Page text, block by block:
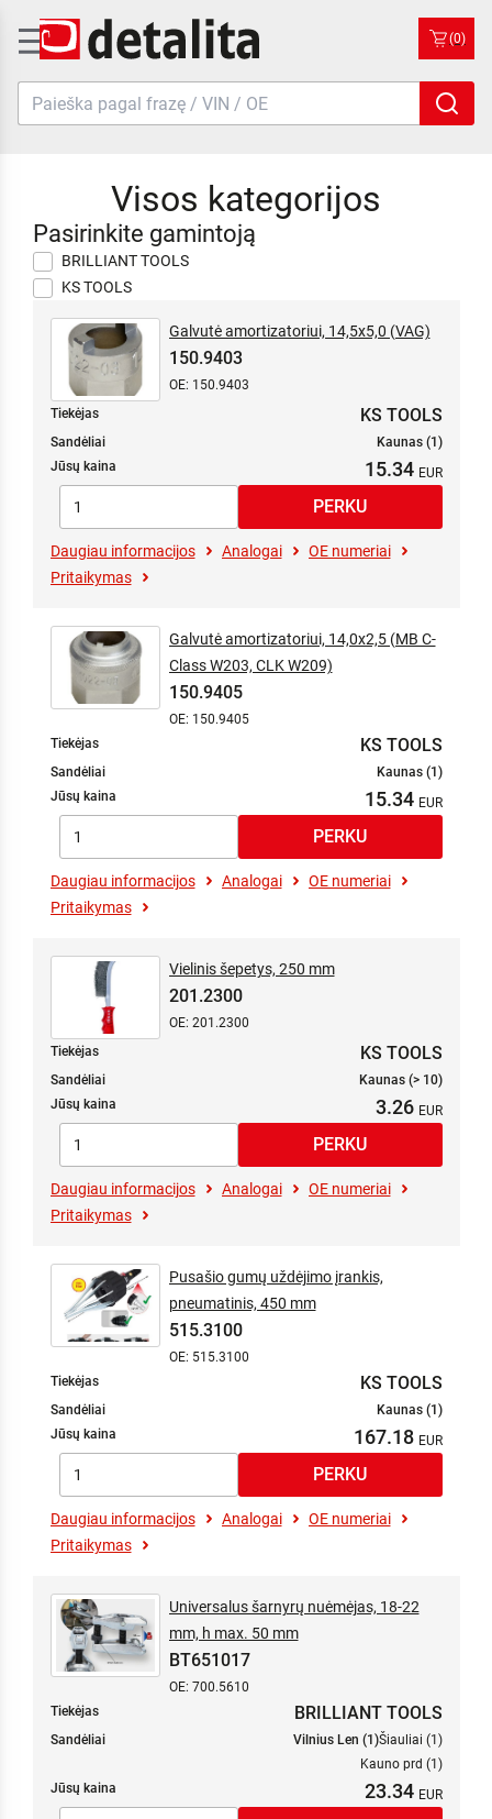
(0)
Visos kategorijos
Pasirinkite gamintoją
BRILLIANT TOOLS
KS TOOLS
Galvutė amortizatoriui, 14,5x5,0 (VAG)
150.9403
OE: 150.9403
Tiekėjas
KS TOOLS
Sandėliai
Kaunas (1)
Jūsų kaina
15.34
Daugiau informacijos Analogai
OE numeriai
Pritaikymas
Galvutė amortizatoriui, 14,0x2,5 (MB C-
Class W203, CLK W209)
150.9405
OE: 150.9405
Tiekėjas
KS TOOLS
Sandėliai
Kaunas (1)
Jūsų kaina
15.34
Daugiau informacijos Analogai
OE numeriai
Pritaikymas
Vielinis šepetys, 250 mm
201.2300
OE: 201.2300
Tiekėjas
KS TOOLS
Sandėliai
Kaunas (> 10)
Jūsų kaina
3.26
Daugiau informacijos Analogai
OE numeriai
Pritaikymas
Pusašio gumų uždėjimo įrankis,
pneumatinis, 450 mm
515.3100
OE: 515.3100
Tiekėjas
KS TOOLS
Sandėliai
Kaunas (1)
Jūsų kaina
167.18
Daugiau informacijos Analogai
OE numeriai
Pritaikymas
Universalus šarnyrų nuėmėjas, 18-22
mm, h max. 50 mm
BT651017
OE: 700.5610
Tiekėjas
BRILLIANT TOOLS
Sandėliai Vilnius Len (1)Šiauliai (1)
Kauno prd (1)
Jūsų kaina
23.34